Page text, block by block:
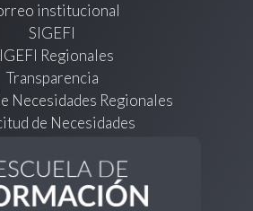
institucional
SIGEFI
Regionales
Transparencia
Necesidades Regionales
de Necesidades